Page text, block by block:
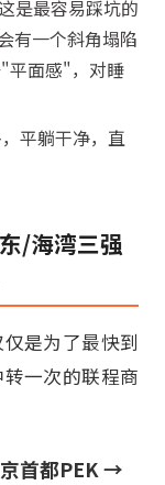
最容易踩坑的
有一个斜角塌陷
平面感"，对睡
平躺干净，直
/海湾三强
是为了最快到
一次的联程商
首都PEK →